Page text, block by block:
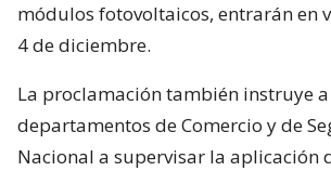
módulos fotovoltaicos, entrarán en
4 de diciembre.
La proclamación también instruye
departamentos de Comercio y de
Nacional a supervisar la aplicación